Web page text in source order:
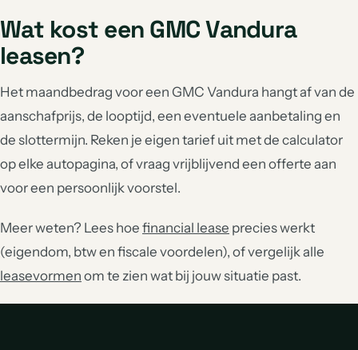
Wat kost een GMC Vandura
leasen?
Het maandbedrag voor een GMC Vandura hangt af van de
aanschafprijs, de looptijd, een eventuele aanbetaling en
de slottermijn. Reken je eigen tarief uit met de calculator
op elke autopagina, of vraag vrijblijvend een offerte aan
voor een persoonlijk voorstel.
Meer weten? Lees hoe financial lease precies werkt
(eigendom, btw en fiscale voordelen), of vergelijk alle
leasevormen om te zien wat bij jouw situatie past.